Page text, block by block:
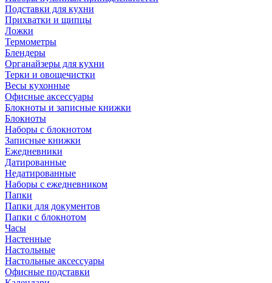
Подставки для кухни
Прихватки и щипцы
Ложки
Термометры
Блендеры
Органайзеры для кухни
Терки и овощечистки
Весы кухонные
Офисные аксессуары
Блокноты и записные книжки
Блокноты
Наборы с блокнотом
Записные книжки
Ежедневники
Датированные
Недатированные
Наборы с ежедневником
Папки
Папки для документов
Папки с блокнотом
Часы
Настенные
Настольные
Настольные аксессуары
Офисные подставки